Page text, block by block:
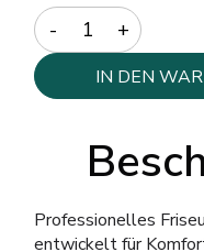
Quantity
IN DEN
Professionelles
entwickelt für